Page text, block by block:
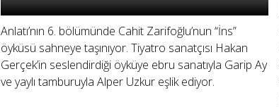
Anlatı’nın 6. bölümünde Cahit Zarifoğlu’nun “İns”
öyküsü sahneye taşınıyor. Tiyatro sanatçısı Hakan
Gerçek’in seslendirdiği öyküye ebru sanatıyla Garip Ay
ve yaylı tamburuyla Alper Uzkur eşlik ediyor.